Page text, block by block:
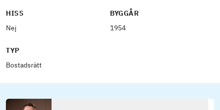
HISS
Nej
BYGGÅR
1954
TYP
Bostadsrätt